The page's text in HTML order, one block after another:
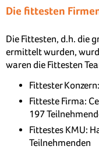
Die fittesten
Die Fittesten, d.h. die
ermittelt wurden,
waren die Fittesten
Fittester
Fitteste Firma:
197
Fittestes KMU:
Teilnehmenden